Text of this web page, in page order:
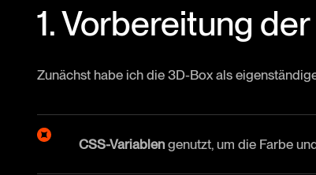
1. Vorbereitung
Zunächst habe ich die 3D-Box als
CSS-Variablen genutzt, um die Farbe